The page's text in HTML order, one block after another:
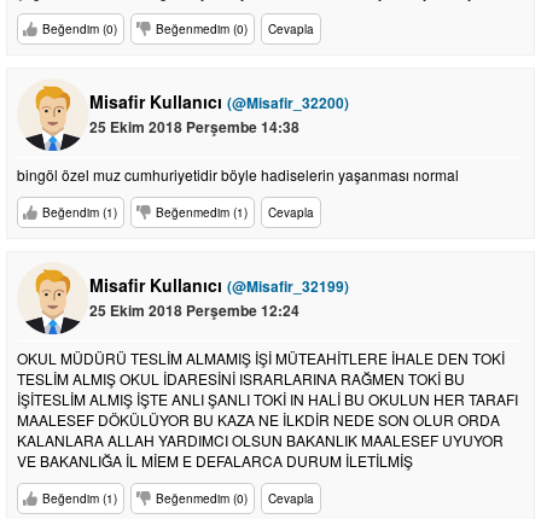
Beğendim (0) Beğenmedim (0) Cevapla
Misafir Kullanıcı (@Misafir_32200)
25 Ekim 2018 Perşembe 14:38
bingöl özel muz cumhuriyetidir böyle hadiselerin yaşanması normal
Beğendim (1) Beğenmedim (1) Cevapla
Misafir Kullanıcı (@Misafir_32199)
25 Ekim 2018 Perşembe 12:24
OKUL MÜDÜRÜ TESLİM ALMAMIŞ İŞİ MÜTEAHİTLERE İHALE DEN TOKİ
TESLİM ALMIŞ OKUL İDARESİNİ ISRARLARINA RAĞMEN TOKİ BU
İŞİTESLİM ALMIŞ İŞTE ANLI ŞANLI TOKİ IN HALİ BU OKULUN HER TARAFI
MAALESEF DÖKÜLÜYOR BU KAZA NE İLKDİR NEDE SON OLUR ORDA
KALANLARA ALLAH YARDIMCI OLSUN BAKANLIK MAALESEF UYUYOR
VE BAKANLIĞA İL MİEM E DEFALARCA DURUM İLETİLMİŞ
Beğendim (1) Beğenmedim (0) Cevapla